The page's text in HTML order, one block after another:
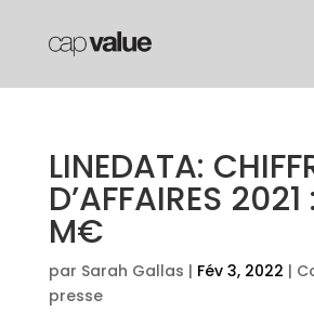
LINEDATA:
D’AFFAIRES
M€
par Sarah Gallas | Fév 3, 2022 |
presse